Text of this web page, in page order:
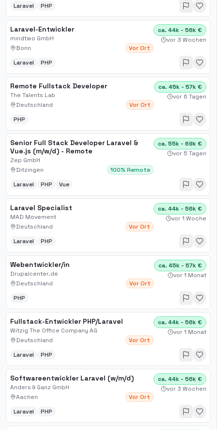
Laravel PHP
Laravel-Entwickler
mindtwo GmbH
Bonn
Vor Ort
ca. 44k - 56k €
vor 3 Wochen
Laravel PHP
Remote Fullstack Developer
The Talents Lab
Deutschland
Vor Ort
ca. 45k - 57k €
vor 6 Tagen
PHP
Senior Full Stack Developer Laravel &
Vue.js (m/w/d) - Remote
Zep GmbH
Ditzingen
100% Remote
ca. 55k - 69k €
vor 5 Tagen
Laravel PHP Vue
Laravel Specialist
MAD Movement
Deutschland
Vor Ort
ca. 44k - 56k €
vor 1 Woche
Laravel PHP
Webentwickler/in
Drupalcenter.de
Deutschland
Vor Ort
ca. 45k - 57k €
vor 1 Monat
PHP
Fullstack-Entwickler PHP/Laravel
Witzig The Office Company AG
Deutschland
Vor Ort
ca. 44k - 56k €
vor 1 Monat
Laravel PHP
Softwareentwickler Laravel (w/m/d)
Anders & Ganz GmbH
Aachen
Vor Ort
ca. 44k - 56k €
vor 3 Wochen
Laravel PHP